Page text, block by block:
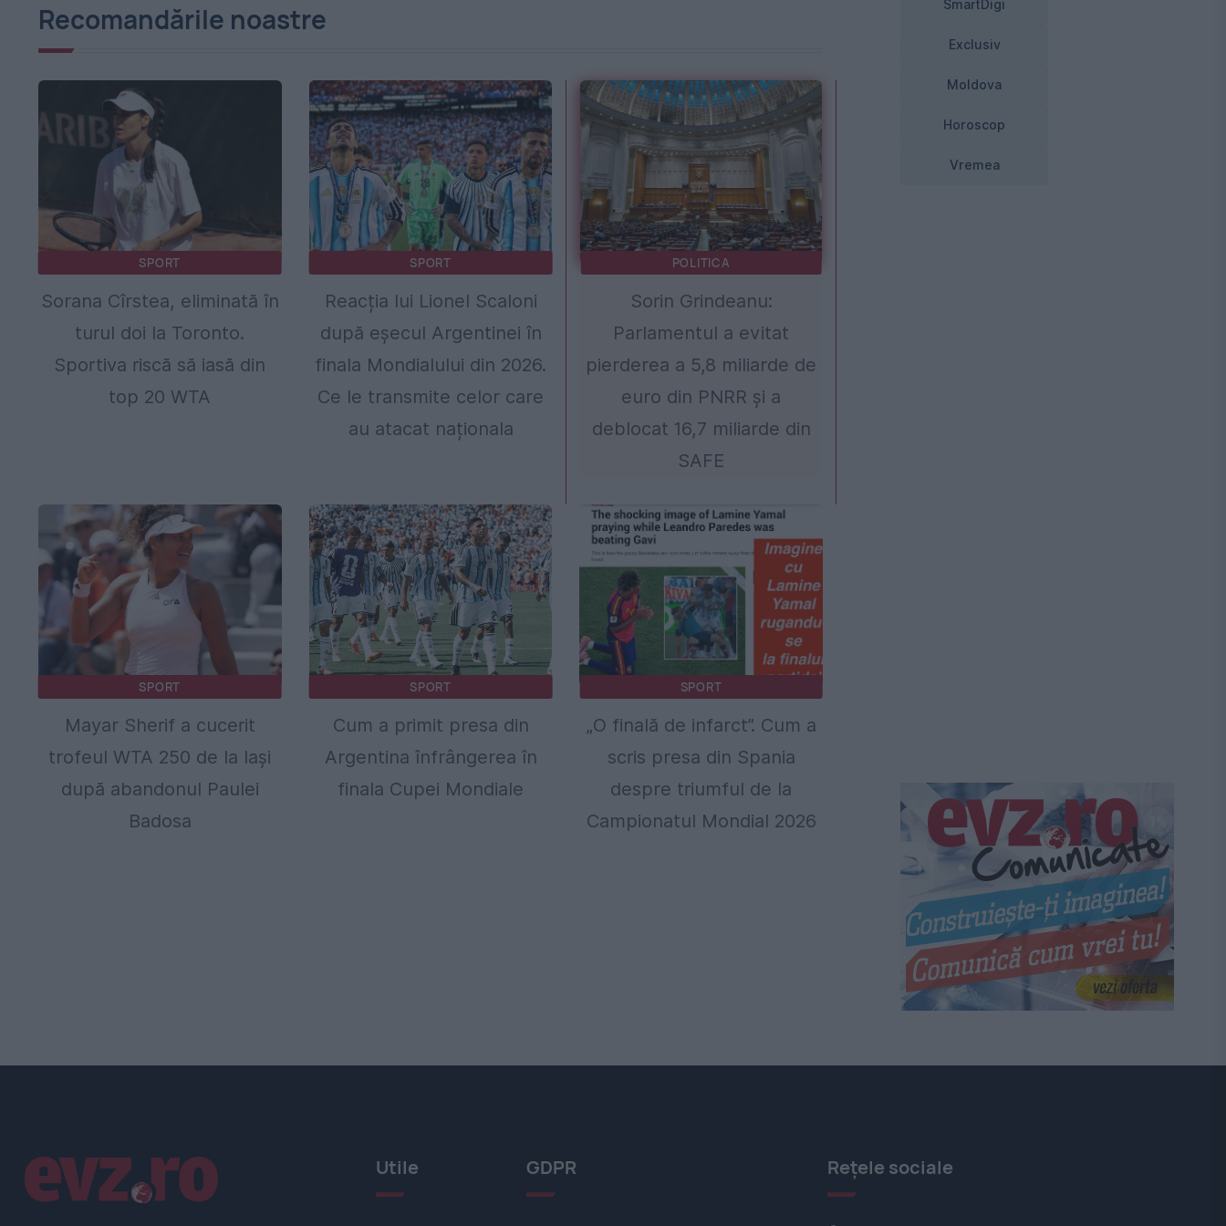
Recomandările noastre
SPORT
Sorana Cîrstea, eliminată în
turul doi la Toronto.
Sportiva riscă să iasă din
top 20 WTA
SPORT
Reacția lui Lionel Scaloni
după eșecul Argentinei în
finala Mondialului din 2026.
Ce le transmite celor care
au atacat naționala
POLITICA
Sorin Grindeanu:
Parlamentul a evitat
pierderea a 5,8 miliarde de
euro din PNRR și a
deblocat 16,7 miliarde din
SAFE
SPORT
Mayar Sherif a cucerit
trofeul WTA 250 de la Iași
după abandonul Paulei
Badosa
SPORT
Cum a primit presa din
Argentina înfrângerea în
finala Cupei Mondiale
SPORT
„O finală de infarct”. Cum a
scris presa din Spania
despre triumful de la
Campionatul Mondial 2026
SmartDigi
Exclusiv
Moldova
Horoscop
Vremea
Linkuri utile Utile GDPR Rețele sociale